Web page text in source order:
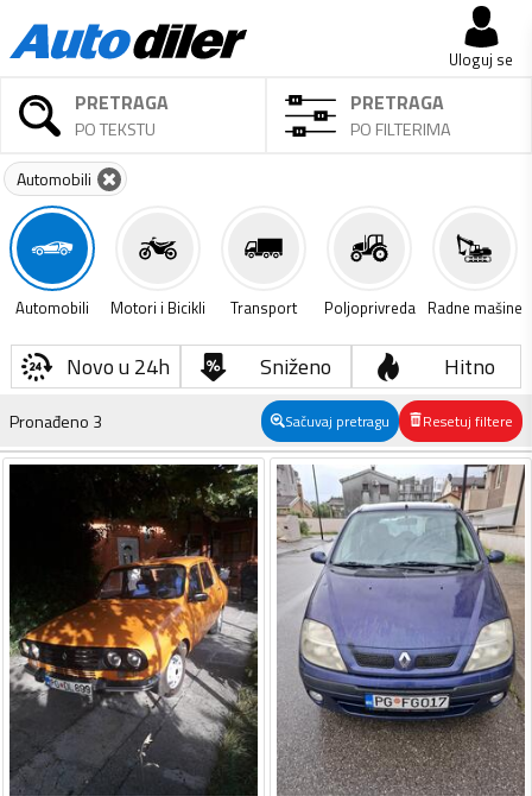
Uloguj se
PRETRAGA
PO TEKSTU
PRETRAGA
PO FILTERIMA
Automobili
Automobili Motori i Bicikli Transport Poljoprivreda Radne mašine
Novo u 24h Sniženo Hitno
Pronađeno 3 Sačuvaj pretragu Resetuj filtere